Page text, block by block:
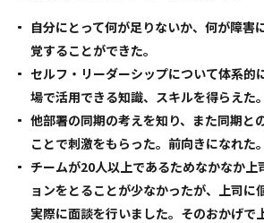
自分にとって何が足りないか、何が障害
覚することができた。
セルフ・リーダーシップについて体系的
場で活用できる知識、スキルを得らえた。
他部署の同期の考えを知り、また同期と
ことで刺激をもらった。前向きになれた。
チームが20人以上であるためなかなか上
ョンをとることが少なかったが、上司に
実際に面談を行いました。そのおかげで